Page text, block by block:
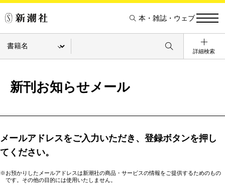
本・雑誌・ウェブ
詳細検索
新刊お知らせメール
メールアドレスをご入力いただき、登録ボタンを押し
てください。
※お預かりしたメールアドレスは新潮社の商品・サービスの情報をご提供するためのもの
です。その他の目的には使用いたしません。